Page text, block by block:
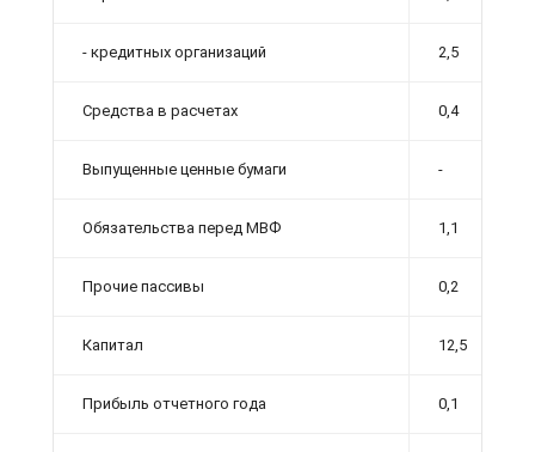
- кредитных организаций 2,5
Средства в расчетах 0,4
Выпущенные ценные бумаги -
Обязательства перед МВФ 1,1
Прочие пассивы 0,2
Капитал 12,5
Прибыль отчетного года 0,1